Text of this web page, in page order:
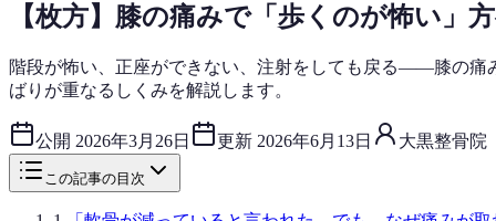
【枚方】膝の痛みで「歩くのが怖い」
階段が怖い、正座ができない、注射をしても戻る——膝の痛
ばりが重なるしくみを解説します。
公開 2026年3月26日 更新 2026年6月13日 大黒整骨院
この記事の目次